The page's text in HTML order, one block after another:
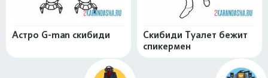
Астро G-man скибиди
Скибиди Туалет бежит
спикермен